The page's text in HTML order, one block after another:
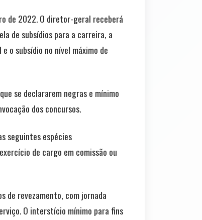
de 2022. O diretor-geral receberá
de subsídios para a carreira, a
o subsídio no nível máximo de
se declararem negras e mínimo
dos concursos.
seguintes espécies
de cargo em comissão ou
de revezamento, com jornada
O interstício mínimo para fins